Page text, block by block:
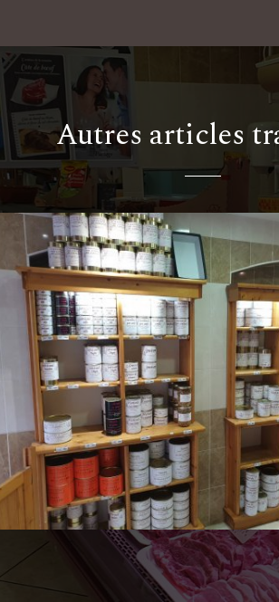
Autres articles